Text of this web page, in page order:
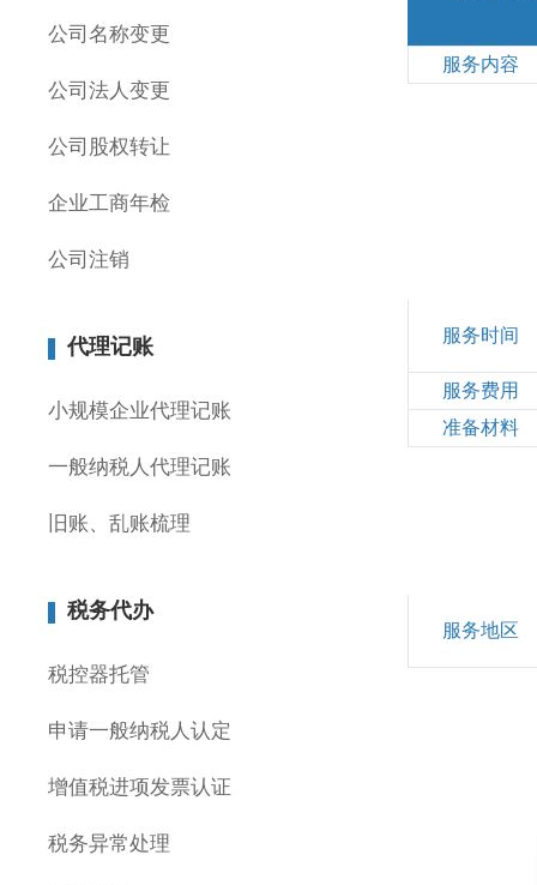
公司名称变更
公司法人变更
公司股权转让
企业工商年检
公司注销
代理记账
小规模企业代理记账
一般纳税人代理记账
旧账、乱账梳理
税务代办
税控器托管
申请一般纳税人认定
增值税进项发票认证
税务异常处理
服务内容
服务时间
服务费用
准备材料
服务地区